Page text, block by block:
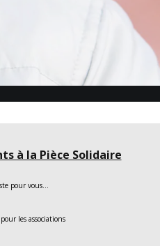
à la Pièce Solidaire
pour vous…
les associations